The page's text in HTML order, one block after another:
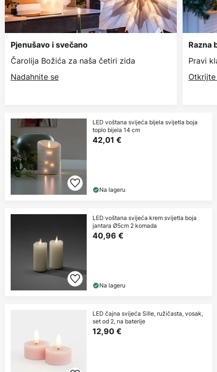
Pjenušavo i svečano
Čarolija Božića za naša četiri zida
Nadahnite se
Razna
Pravi
LED voštana svijeća bijela svijetla boja
toplo bijela 14 cm
42,01 €
Na lageru
LED voštana svijeća krem svijetla boja
jantara Ø5cm 2 komada
40,96 €
Na lageru
LED čajna svijeća Sille, ružičasta, vosak,
set od 2, na baterije
12,90 €